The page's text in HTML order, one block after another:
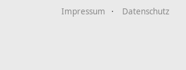
Impressum Datenschutz